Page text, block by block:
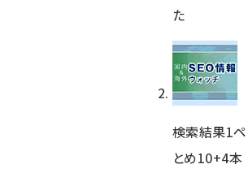
た
検索結果1
とめ10+4本